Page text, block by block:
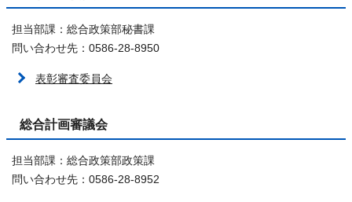
担当部課：総合政策部秘書課
問い合わせ先：0586-28-8950
表彰審査委員会
総合計画審議会
担当部課：総合政策部政策課
問い合わせ先：0586-28-8952